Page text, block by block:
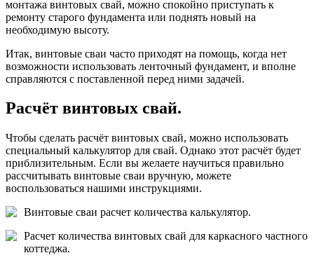
монтажа винтовых свай, можно спокойно приступать к
ремонту старого фундамента или поднять новый на
необходимую высоту.
Итак, винтовые сваи часто приходят на помощь, когда нет
возможности использовать ленточный фундамент, и вполне
справляются с поставленной перед ними задачей.
Расчёт винтовых свай.
Чтобы сделать расчёт винтовых свай, можно использовать
специальный калькулятор для свай. Однако этот расчёт будет
приблизительным. Если вы желаете научиться правильно
рассчитывать винтовые сваи вручную, можете
воспользоваться нашими инструкциями.
Винтовые сваи расчет количества калькулятор.
Расчет количества винтовых свай для каркасного частного
коттеджа.